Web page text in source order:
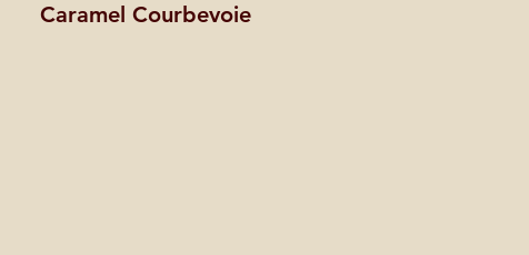
Caramel Courbevoie